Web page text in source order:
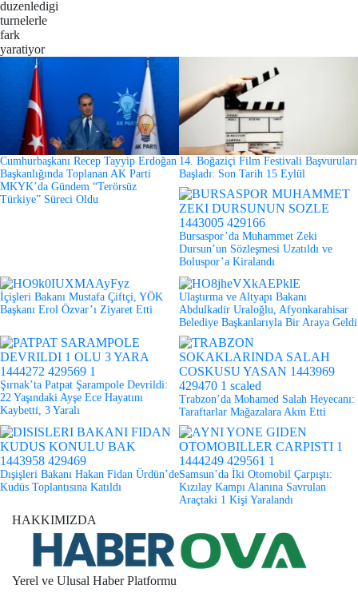
Cumhurbaşkanı Recep Tayyip Erdoğan
Başkanlığında Toplanan AK Parti
MKYK’da Gündem “Terörsüz
Türkiye” Süreci Oldu
14. Boğaziçi Film Festivali Başvuruları
Başladı: Son Tarih 15 Eylül
Bursaspor’da Muhammet Zeki
Dursun’un Sözleşmesi Uzatıldı ve
Boluspor’a Kiralandı
İçişleri Bakanı Mustafa Çiftçi, YÖK
Başkanı Erol Özvar’ı Ziyaret Etti
Ulaştırma ve Altyapı Bakanı
Abdulkadir Uraloğlu, Afyonkarahisar
Belediye Başkanlarıyla Bir Araya Geldi
Şırnak’ta Patpat Şarampole Devrildi:
22 Yaşındaki Ayşe Ece Hayatını
Kaybetti, 3 Yaralı
Trabzon’da Mohamed Salah Heyecanı:
Taraftarlar Mağazalara Akın Etti
Dışişleri Bakanı Hakan Fidan Ürdün’de
Kudüs Toplantısına Katıldı
Samsun’da İki Otomobil Çarpıştı:
Kızılay Kampı Alanına Savrulan
Araçtaki 1 Kişi Yaralandı
HAKKIMIZDA
Yerel ve Ulusal Haber Platformu